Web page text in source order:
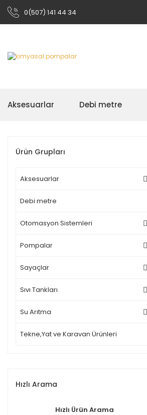
0(507) 141 44 34
Aksesuarlar Debi metre
Ürün Grupları
Aksesuarlar
Debi metre
Otomasyon Sistemleri
Pompalar
Sayaçlar
Sıvı Tankları
Su Arıtma
Tekne,Yat ve Karavan Ürünleri
Hızlı Arama
Hızlı Ürün Arama